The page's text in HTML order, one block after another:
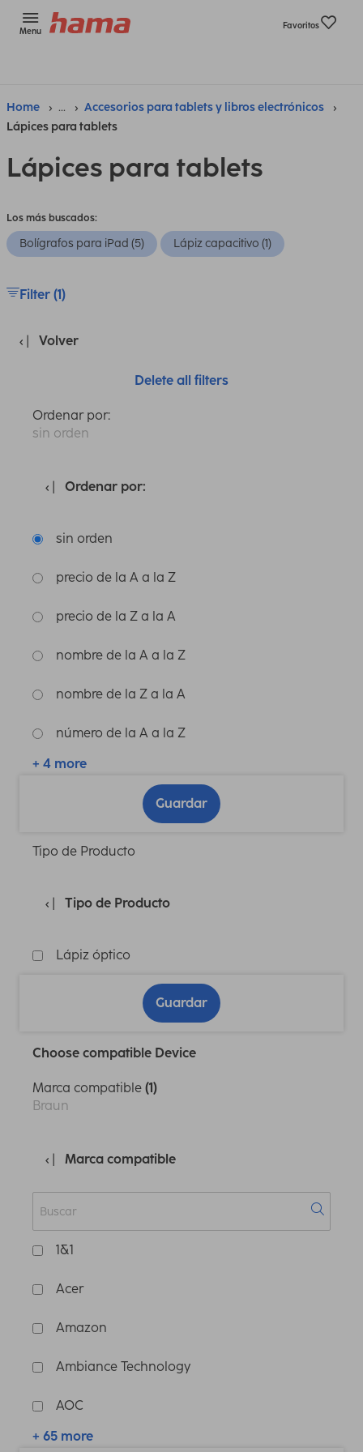
Menu
Favoritos
Home ...
Accesorios para tablets y libros electrónicos
Lápices para tablets
Lápices para tablets
Los más buscados:
Bolígrafos para iPad (5) Lápiz capacitivo (1)
Filter (1)
Volver
Delete all filters
Ordenar por:
sin orden
Ordenar por:
sin orden
precio de la A a la Z
precio de la Z a la A
nombre de la A a la Z
nombre de la Z a la A
número de la A a la Z
+ 4 more
Guardar
Tipo de Producto
Tipo de Producto
Lápiz óptico
Guardar
Choose compatible Device
Marca compatible (1)
Braun
Marca compatible
1&1
Acer
Amazon
Ambiance Technology
AOC
+ 65 more